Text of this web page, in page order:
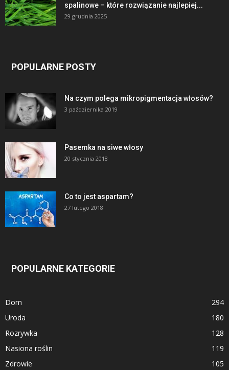
spalinowe – które rozwiązanie najlepiej...
29 grudnia 2025
POPULARNE POSTY
Na czym polega mikropigmentacja włosów?
3 października 2019
Pasemka na siwe włosy
20 stycznia 2018
Co to jest aspartam?
27 lutego 2018
POPULARNE KATEGORIE
Dom
294
Uroda
180
Rozrywka
128
Nasiona roślin
119
Zdrowie
105